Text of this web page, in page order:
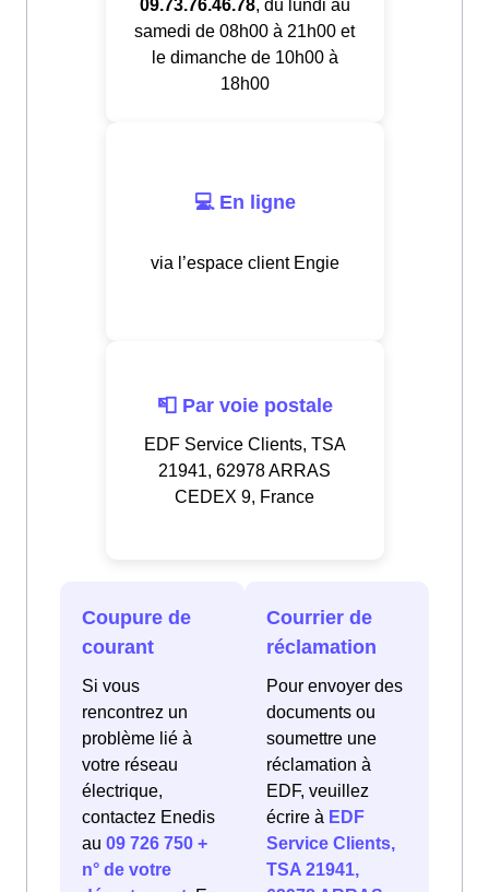
09.73.76.46.78, du lundi au
samedi de 08h00 à 21h00 et
le dimanche de 10h00 à
18h00
💻 En ligne
via l’espace client Engie
📮 Par voie postale
EDF Service Clients, TSA
21941, 62978 ARRAS
CEDEX 9, France
Coupure de
courant
Si vous
rencontrez un
problème lié à
votre réseau
électrique,
contactez Enedis
au 09 726 750 +
n° de votre
Courrier de
réclamation
Pour envoyer des
documents ou
soumettre une
réclamation à
EDF, veuillez
écrire à EDF
Service Clients,
TSA 21941,